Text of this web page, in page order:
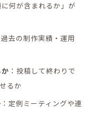
に何が含まれるか」が
過去の制作実績・運用
：投稿して終わりで
るか
：定例ミーティングや連